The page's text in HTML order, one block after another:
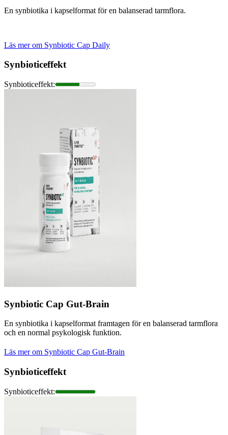
En synbiotika i kapselformat för en balanserad tarmflora.
Läs mer om Synbiotic Cap Daily
Synbioticeffekt
Synbioticeffekt:
Synbiotic Cap Gut-Brain
En synbiotika i kapselformat framtagen för en balanserad tarmflora
och en normal psykologisk funktion.
Läs mer om Synbiotic Cap Gut-Brain
Synbioticeffekt
Synbioticeffekt: